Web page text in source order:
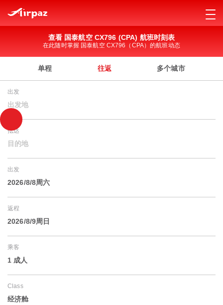
查看 国泰航空 CX796 (CPA) 航班时刻表
在此随时掌握 国泰航空 CX796（CPA）的航班动态
单程 往返 多个城市
出发
出发地
抵达
目的地
出发
2026/8/8周六
返程
2026/8/9周日
乘客
1 成人
Class
经济舱